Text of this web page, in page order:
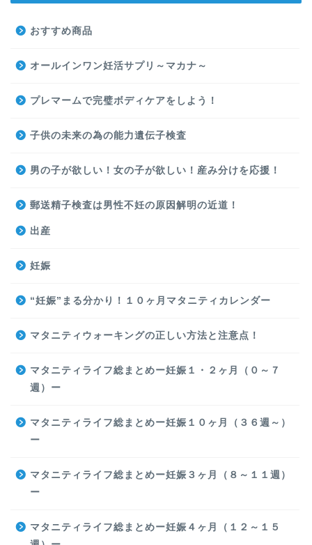
おすすめ商品
オールインワン妊活サプリ～マカナ～
プレマームで完璧ボディケアをしよう！
子供の未来の為の能力遺伝子検査
男の子が欲しい！女の子が欲しい！産み分けを応援！
郵送精子検査は男性不妊の原因解明の近道！
出産
妊娠
“妊娠”まる分かり！１０ヶ月マタニティカレンダー
マタニティウォーキングの正しい方法と注意点！
マタニティライフ総まとめー妊娠１・２ヶ月（０～７
週）ー
マタニティライフ総まとめー妊娠１０ヶ月（３６週～）
ー
マタニティライフ総まとめー妊娠３ヶ月（８～１１週）
ー
マタニティライフ総まとめー妊娠４ヶ月（１２～１５